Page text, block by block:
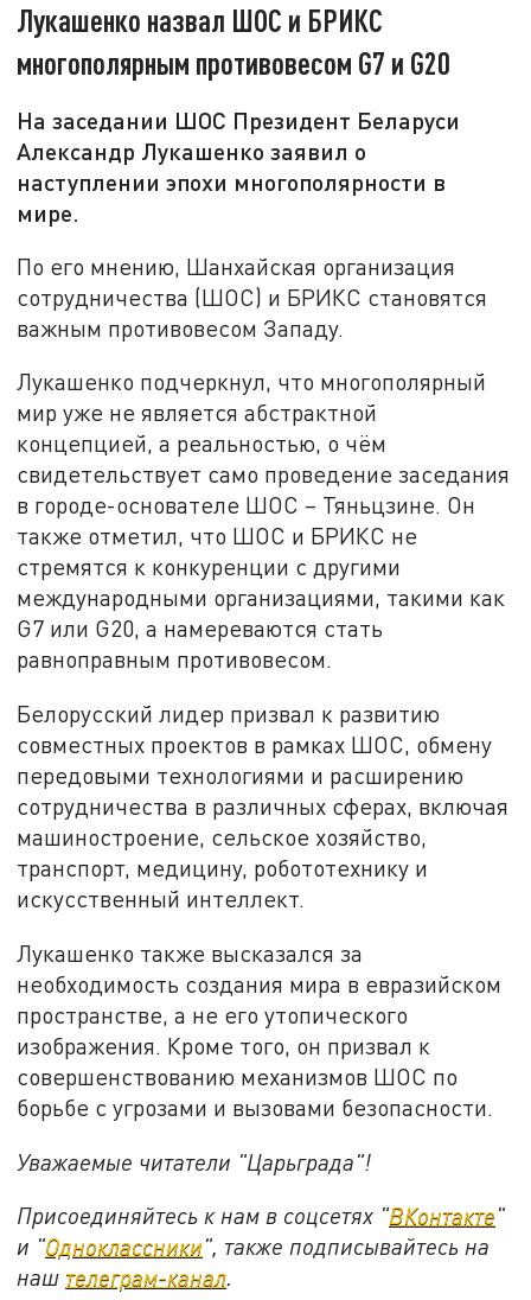
Лукашенко назвал ШОС и БРИКС
многополярным противовесом G7 и G20
На заседании ШОС Президент Беларуси
Александр Лукашенко заявил о
наступлении эпохи многополярности в
мире.
По его мнению, Шанхайская организация
сотрудничества (ШОС) и БРИКС становятся
важным противовесом Западу.
Лукашенко подчеркнул, что многополярный
мир уже не является абстрактной
концепцией, а реальностью, о чём
свидетельствует само проведение заседания
в городе-основателе ШОС – Тяньцзине. Он
также отметил, что ШОС и БРИКС не
стремятся к конкуренции с другими
международными организациями, такими как
G7 или G20, а намереваются стать
равноправным противовесом.
Белорусский лидер призвал к развитию
совместных проектов в рамках ШОС, обмену
передовыми технологиями и расширению
сотрудничества в различных сферах, включая
машиностроение, сельское хозяйство,
транспорт, медицину, робототехнику и
искусственный интеллект.
Лукашенко также высказался за
необходимость создания мира в евразийском
пространстве, а не его утопического
изображения. Кроме того, он призвал к
совершенствованию механизмов ШОС по
борьбе с угрозами и вызовами безопасности.
Уважаемые читатели "Царьграда"!
Присоединяйтесь к нам в соцсетях "ВКонтакте"
и "Одноклассники", также подписывайтесь на
наш телеграм-канал.